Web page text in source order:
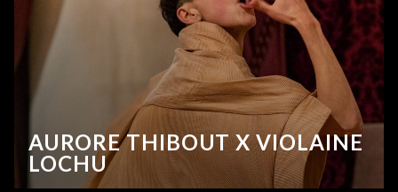
AURORE THIBOUT X VIOLAINE
LOCHU